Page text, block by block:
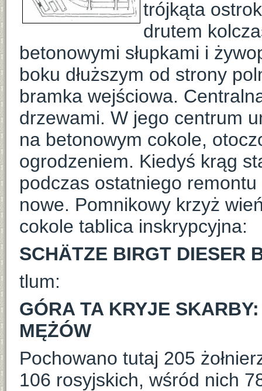
trójkąta
drutem
betonowymi słupkami i
boku dłuższym od strony
bramka wejściowa.
drzewami. W jego centrum
na betonowym cokole,
ogrodzeniem. Kiedyś krąg
podczas ostatniego
nowe. Pomnikowy krzyż
cokole tablica inskrypcyjna:
SCHÄTZE BIRGT DIESER
tlum:
GÓRA TA KRYJE
MĘŻÓW
Pochowano tutaj 205
106 rosyjskich, wśród nich